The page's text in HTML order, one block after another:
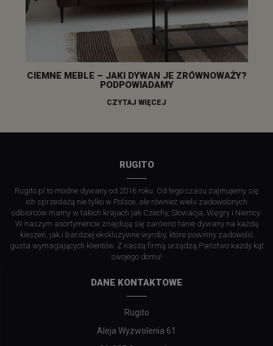
CIEMNE MEBLE – JAKI DYWAN JE ZRÓWNOWAŻY?
PODPOWIADAMY
CZYTAJ WIĘCEJ
RUGITO
Rugito.pl to modne dywany od 2016 roku. Od tego czasu zajmujemy się
ich sprzedażą nie tylko w Polsce, ale również wielu zadowolonych
odbiorców mamy w takich krajach jak Czechy, Słowacja, Węgry i Niemcy.
W naszym asortymencie znajdują się zarówno tanie dywany na każdą
kieszeń, jak i bardziej ekskluzywne wyroby, które powinny zadowolić
gusta wymagających klientów. Z naszą firmą urządzą Państwo każdy kąt
swojego domu!
DANE KONTAKTOWE
Rugito
Aleja Wyzwolenia 61